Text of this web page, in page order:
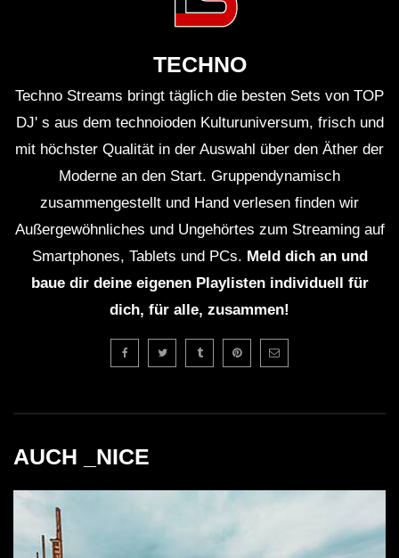
Beide Künstler sind dafür bekannt, ihre Sets mit
improvisierten Elementen zu bereichern.
Der Southport Weekender ist bekannt für seine
familienfreundliche Atmosphäre trotz der
Tanzveranstaltungen.
Kritische Analyse
Das Set von Kerri Chandler und Chez Damier beim
Southport Weekender war zweifellos ein grandioses
Ereignis. Dennoch gibt es einige kritische Aspekte zu
betrachten. Die Verschmelzung von altbewährtem und
Variabilität des Tempos und der Stile, die während des
klareren Linie in der musikalischen Erzählung.
Ein weiterer Punkt der Diskussion ist die Frage des
TECHNO
Techno Streams bringt täglich die besten Sets von TOP
DJ' s aus dem technoioden Kulturuniversum, frisch und
mit höchster Qualität in der Auswahl über den Äther der
Moderne an den Start. Gruppendynamisch
zusammengestellt und Hand verlesen finden wir
Außergewöhnliches und Ungehörtes zum Streaming auf
Smartphones, Tablets und PCs. Meld dich an und
baue dir deine eigenen Playlisten individuell für
dich, für alle, zusammen!
AUCH _NICE